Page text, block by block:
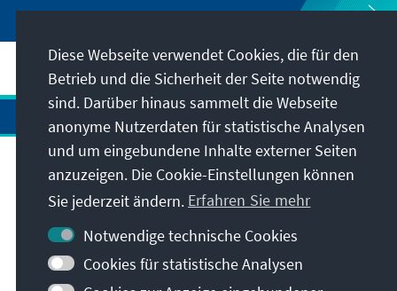
Anschrift
Kontakt
Besuchen Sie auch
Diese Webseite verwendet Cookies, die für den
Betrieb und die Sicherheit der Seite notwendig
sind. Darüber hinaus sammelt die Webseite
anonyme Nutzerdaten für statistische Analysen
und um eingebundene Inhalte externer Seiten
anzuzeigen. Die Cookie-Einstellungen können
Sie jederzeit ändern. Erfahren Sie mehr
Notwendige technische Cookies
Cookies für statistische Analysen